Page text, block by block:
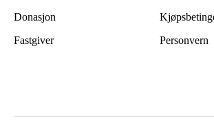
Donasjon
Fastgiver
Personvern